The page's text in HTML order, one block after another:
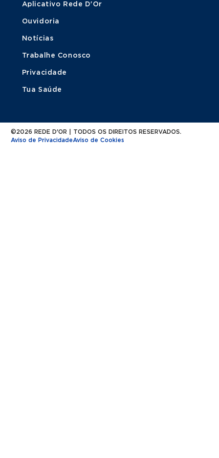
Aplicativo Rede D'Or
Ouvidoria
Notícias
Trabalhe Conosco
Privacidade
Tua Saúde
©2026 REDE D'OR | TODOS OS DIREITOS RESERVADOS.
Aviso de PrivacidadeAviso de Cookies